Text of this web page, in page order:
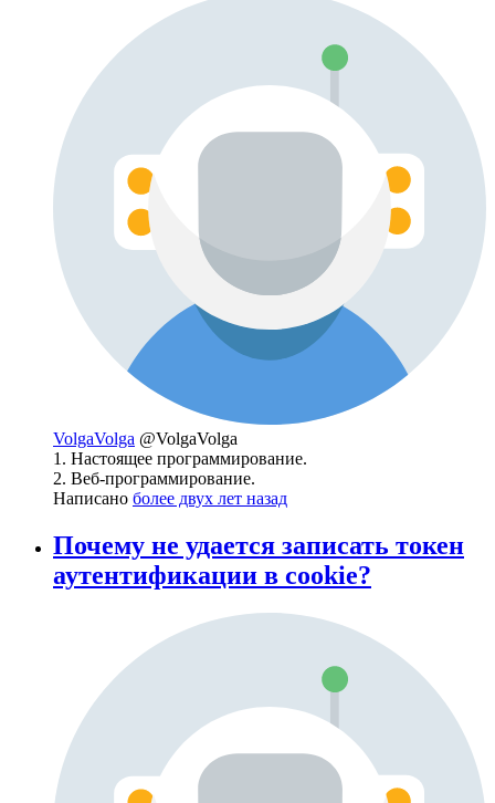
VolgaVolga @VolgaVolga
1. Настоящее программирование.
2. Веб-программирование.
Написано более двух лет назад
Почему не удается записать токен
аутентификации в cookie?